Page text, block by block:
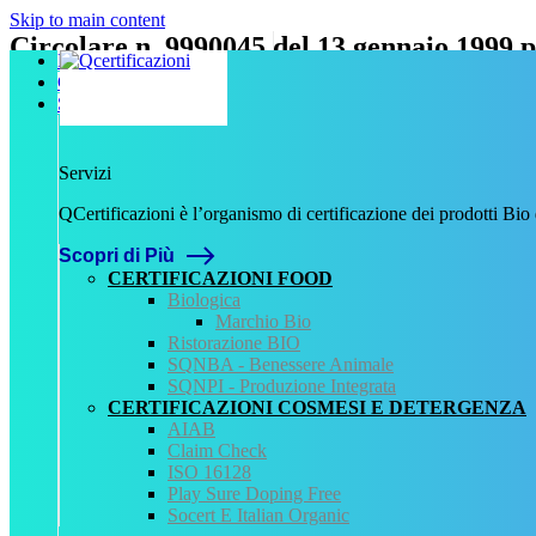
Skip to main content
Home
Chi Siamo
Servizi
Servizi
QCertificazioni è l’organismo di certificazione dei prodotti
Scopri di Più
CERTIFICAZIONI FOOD
Biologica
Marchio Bio
Ristorazione BIO
SQNBA - Benessere Animale
SQNPI - Produzione Integrata
CERTIFICAZIONI COSMESI E DETERGENZA
AIAB
Claim Check
ISO 16128
Play Sure Doping Free
Socert E Italian Organic
Circolare n. 9990045 del 13 gennaio
Scritto da
Precedente
QCertificazioni
CHI SIAMO
SERVIZI
REGISTRO CERTIFICATI
AREA DOWNLOAD
POLITICA QHSE
FAQ – DOMANDE FREQUENTI
CONTATTI
BIOLOGICA